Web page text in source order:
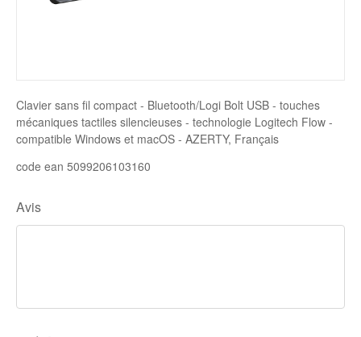
Clavier sans fil compact - Bluetooth/Logi Bolt USB - touches
mécaniques tactiles silencieuses - technologie Logitech Flow -
compatible Windows et macOS - AZERTY, Français
code ean 5099206103160
Avis